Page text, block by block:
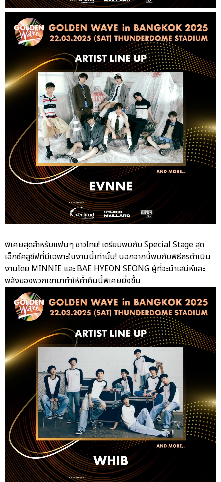
พิเศษสุดสำหรับแฟนๆ ชาวไทย! เตรียมพบกับ Special Stage สุด
เอ็กซ์คลูซีฟที่มีเฉพาะในงานนี้เท่านั้น! นอกจากนี้พบกับพิธีกรดำเนิน
งานโดย MINNIE และ BAE HYEON SEONG ผู้ที่จะนำเสน่ห์และ
พลังของพวกเขามาทำให้ค่ำคืนนี้พิเศษยิ่งขึ้น